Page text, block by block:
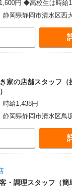
円 ◆高校生は時給
深夜時給と同額 ※
静岡県静岡市清水区西
家の店舗スタッフ（
時給1,438円
静岡県静岡市清水区鳥
・調理スタッフ（簡